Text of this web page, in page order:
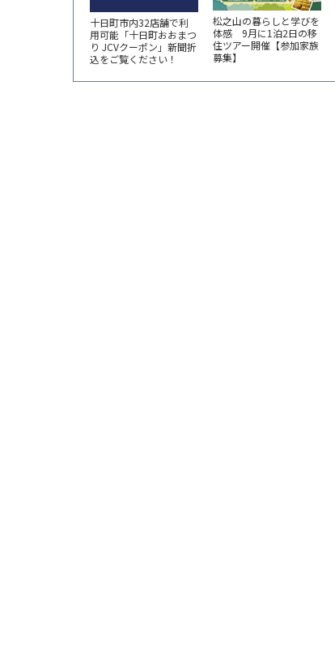
十日町市内32店舗で利
用可能「十日町おおまつ
り JCVクーポン」新聞折
込をご覧ください！
松之山の暮らしと学びを
体感 9月に1泊2日の移
住ツアー開催【参加家族
募集】